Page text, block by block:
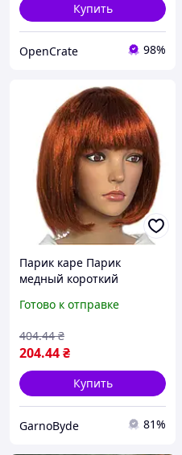
Купить
OpenCrate 98%
Парик каре Парик
медный короткий
стильный образ для
тематической вечеринки
Готово к отправке
204.44₴
404.44 ₴
Купить
GarnoByde 81%